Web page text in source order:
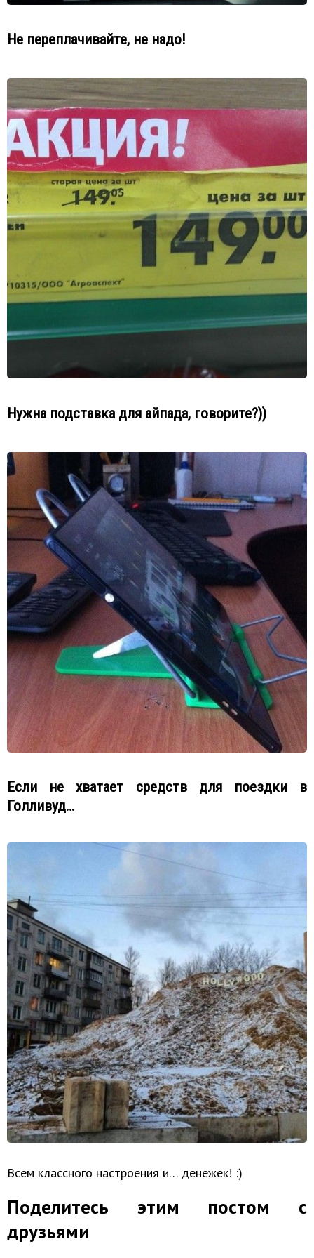
Не переплачивайте, не надо!
Нужна подставка для айпада, говорите?))
Если не хватает средств для поездки в
Голливуд…
Всем классного настроения и… денежек! :)
Поделитесь этим постом с
друзьями